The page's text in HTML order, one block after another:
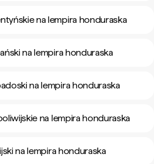
na lempira honduraska
na lempira honduraska
na lempira honduraska
na lempira honduraska
na lempira honduraska